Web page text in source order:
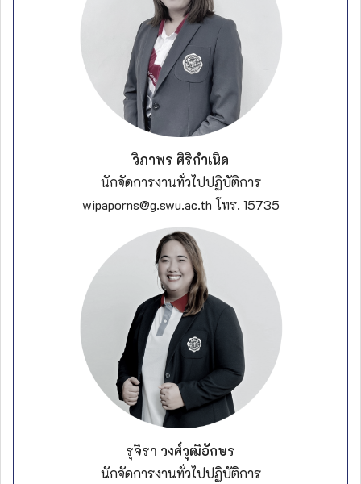
วิภาพร ศิริกำเนิด
นักจัดการงานทั่วไปปฏิบัติการ
wipaporns@g.swu.ac.th โทร. 15735
รุจิรา วงศ์วุฒิอักษร
นักจัดการงานทั่วไปปฏิบัติการ